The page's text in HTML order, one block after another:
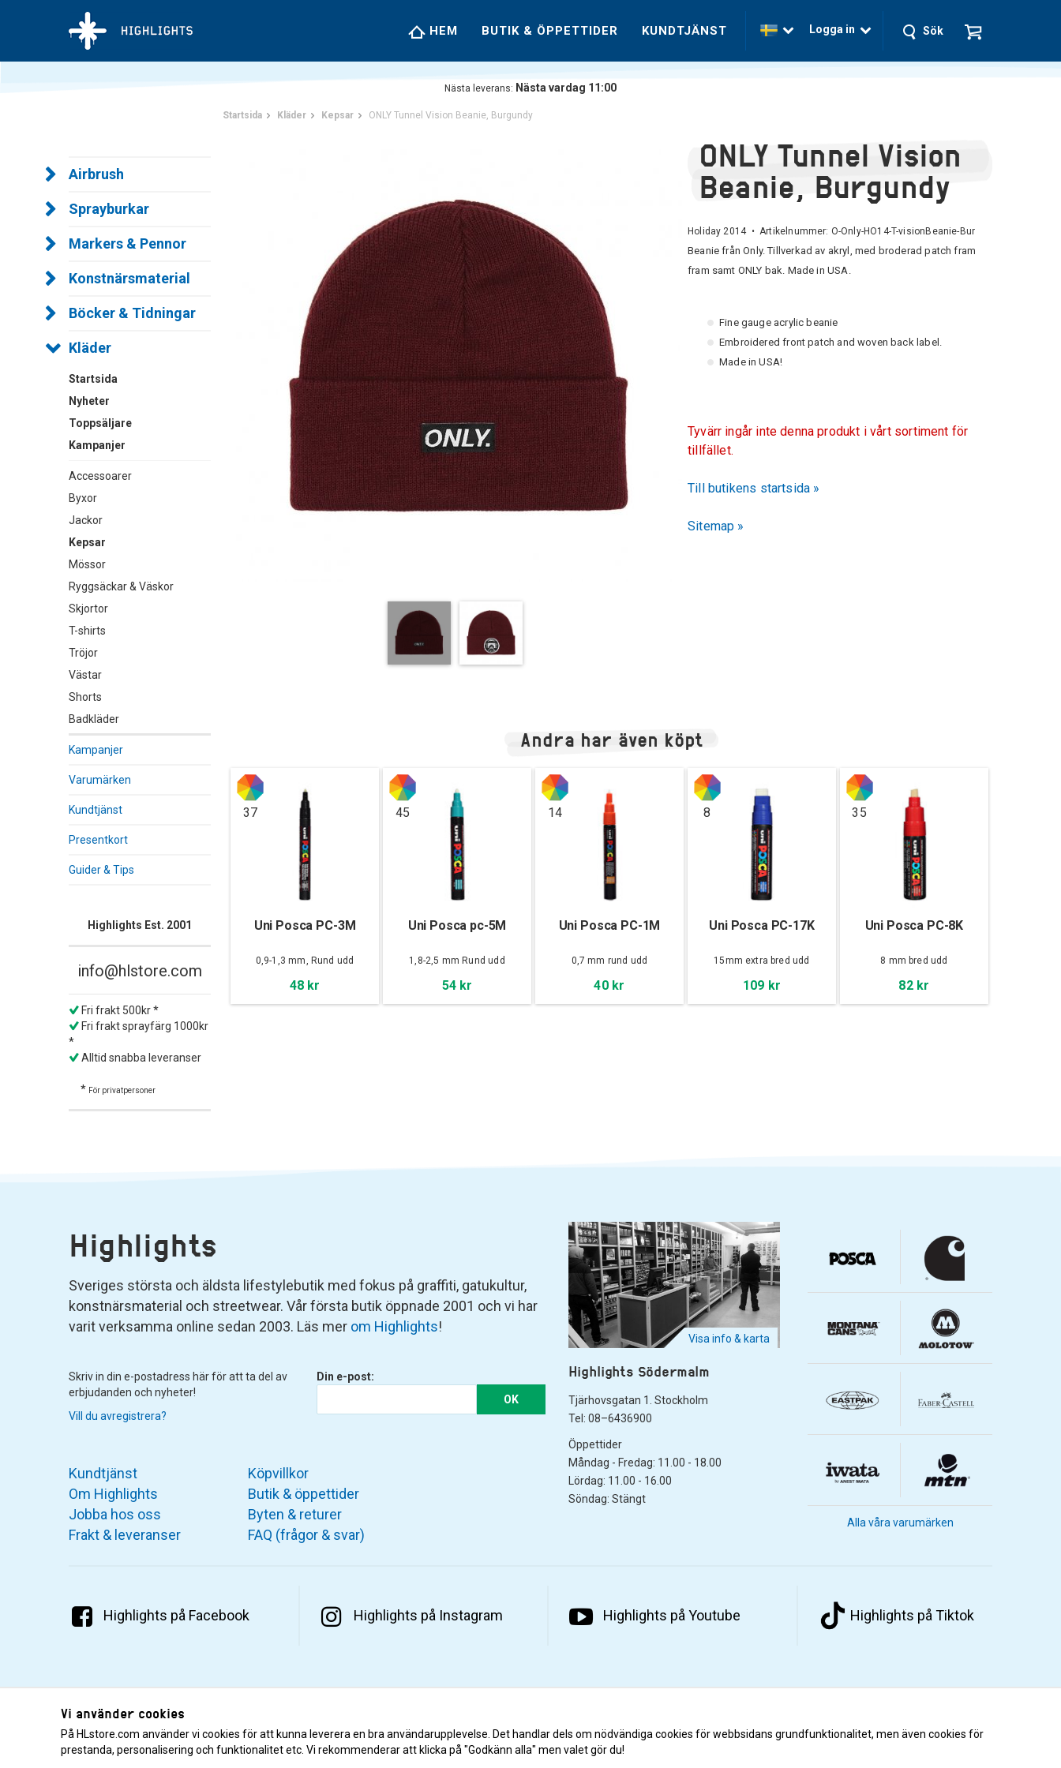
HEM BUTIK & ÖPPETTIDER KUNDTJÄNST Logga in Sök
Nästa leverans: Nästa vardag 11:00
Airbrush
Sprayburkar
Markers & Pennor
Konstnärsmaterial
Böcker & Tidningar
Kläder
Startsida
Nyheter
Toppsäljare
Kampanjer
Accessoarer
Byxor
Jackor
Kepsar
Mössor
Ryggsäckar & Väskor
Skjortor
T-shirts
Tröjor
Västar
Shorts
Badkläder
Kampanjer
Varumärken
Kundtjänst
Presentkort
Guider & Tips
Highlights Est. 2001
info@hlstore.com
Fri frakt 500kr *
Fri frakt sprayfärg 1000kr
*
Alltid snabba leveranser
* För privatpersoner
Startsida Kläder Kepsar ONLY Tunnel Vision Beanie, Burgundy
ONLY Tunnel Vision
Beanie, Burgundy
Holiday 2014 • Artikelnummer: O-Only-HO14-T-visionBeanie-Bur
Beanie från Only. Tillverkad av akryl, med broderad patch fram
fram samt ONLY bak. Made in USA.
Fine gauge acrylic beanie
Embroidered front patch and woven back label.
Made in USA!
Tyvärr ingår inte denna produkt i vårt sortiment för
tillfället.
Till butikens startsida »
Sitemap »
Andra har även köpt
37
Uni Posca PC-3M
0,9-1,3 mm, Rund udd
48 kr
45
Uni Posca pc-5M
1,8-2,5 mm Rund udd
54 kr
14
Uni Posca PC-1M
0,7 mm rund udd
40 kr
8
Uni Posca PC-17K
15mm extra bred udd
109 kr
35
Uni Posca PC-8K
8 mm bred udd
82 kr
Highlights
Sveriges största och äldsta lifestylebutik med fokus på graffiti, gatukultur,
konstnärsmaterial och streetwear. Vår första butik öppnade 2001 och vi har
varit verksamma online sedan 2003. Läs mer om Highlights!
Skriv in din e-postadress här för att ta del av
erbjudanden och nyheter!
Vill du avregistrera?
Din e-post:
OK
Visa info & karta
Highlights Södermalm
Tjärhovsgatan 1. Stockholm
Tel: 08–6436900
Öppettider
Måndag - Fredag: 11.00 - 18.00
Lördag: 11.00 - 16.00
Söndag: Stängt
Kundtjänst
Om Highlights
Jobba hos oss
Frakt & leveranser
Köpvillkor
Butik & öppettider
Byten & returer
FAQ (frågor & svar)
Alla våra varumärken
Highlights på Facebook Highlights på Instagram Highlights på Youtube Highlights på Tiktok
© 2001–2026 Highlights/KR Distribution AB.
Vi använder cookies
På HLstore.com använder vi cookies för att kunna leverera en bra användarupplevelse. Det handlar dels om nödvändiga cookies för webbsidans grundfunktionalitet, men även cookies för
prestanda, personalisering och funktionalitet etc. Vi rekommenderar att klicka på "Godkänn alla" men valet gör du!